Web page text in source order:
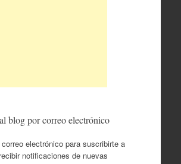
blog por correo electrónico
electrónico para suscribirte a
notificaciones de nuevas